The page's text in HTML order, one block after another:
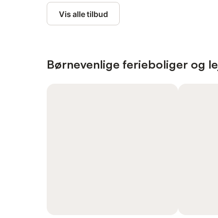
Vis alle tilbud
Børnevenlige ferieboliger og